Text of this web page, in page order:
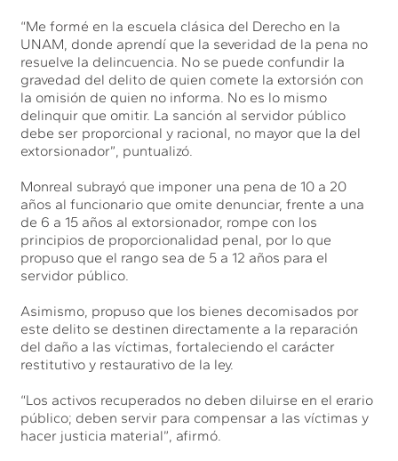
“Me formé en la escuela clásica del Derecho en la
UNAM, donde aprendí que la severidad de la pena no
resuelve la delincuencia. No se puede confundir la
gravedad del delito de quien comete la extorsión con
la omisión de quien no informa. No es lo mismo
delinquir que omitir. La sanción al servidor público
debe ser proporcional y racional, no mayor que la del
extorsionador”, puntualizó.
Monreal subrayó que imponer una pena de 10 a 20
años al funcionario que omite denunciar, frente a una
de 6 a 15 años al extorsionador, rompe con los
principios de proporcionalidad penal, por lo que
propuso que el rango sea de 5 a 12 años para el
servidor público.
Asimismo, propuso que los bienes decomisados por
este delito se destinen directamente a la reparación
del daño a las víctimas, fortaleciendo el carácter
restitutivo y restaurativo de la ley.
“Los activos recuperados no deben diluirse en el erario
público; deben servir para compensar a las víctimas y
hacer justicia material”, afirmó.